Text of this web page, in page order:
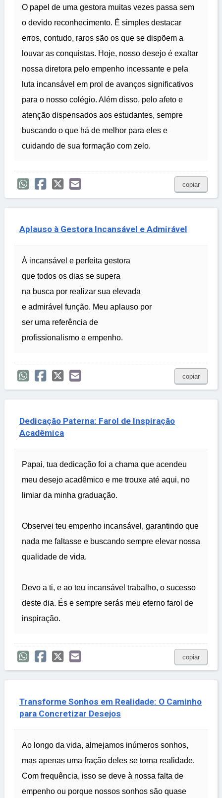
O papel de uma gestora muitas vezes passa sem
o devido reconhecimento. É simples destacar
erros, contudo, raros são os que se dispõem a
louvar as conquistas. Hoje, nosso desejo é exaltar
nossa diretora pelo empenho incessante e pela
luta incansável em prol de avanços significativos
para o nosso colégio. Além disso, pelo afeto e
atenção dispensados aos estudantes, sempre
buscando o que há de melhor para eles e
cuidando de sua formação com zelo.
copiar
Aplauso à Gestora Incansável e Admirável
À incansável e perfeita gestora
que todos os dias se supera
na busca por realizar sua elevada
e admirável função. Meu aplauso por
ser uma referência de
profissionalismo e empenho.
copiar
Dedicação Paterna: Farol de Inspiração
Acadêmica
Papai, tua dedicação foi a chama que acendeu
meu desejo acadêmico e me trouxe até aqui, no
limiar da minha graduação.
Observei teu empenho incansável, garantindo que
nada me faltasse e buscando sempre elevar nossa
qualidade de vida.
Devo a ti, e ao teu incansável trabalho, o sucesso
deste dia. És e sempre serás meu eterno farol de
inspiração.
copiar
Transforme Sonhos em Realidade: O Caminho
para Concretizar Desejos
Ao longo da vida, almejamos inúmeros sonhos,
mas apenas uma fração deles se torna realidade.
Com frequência, isso se deve à nossa falta de
empenho ou porque nossos sonhos são quase